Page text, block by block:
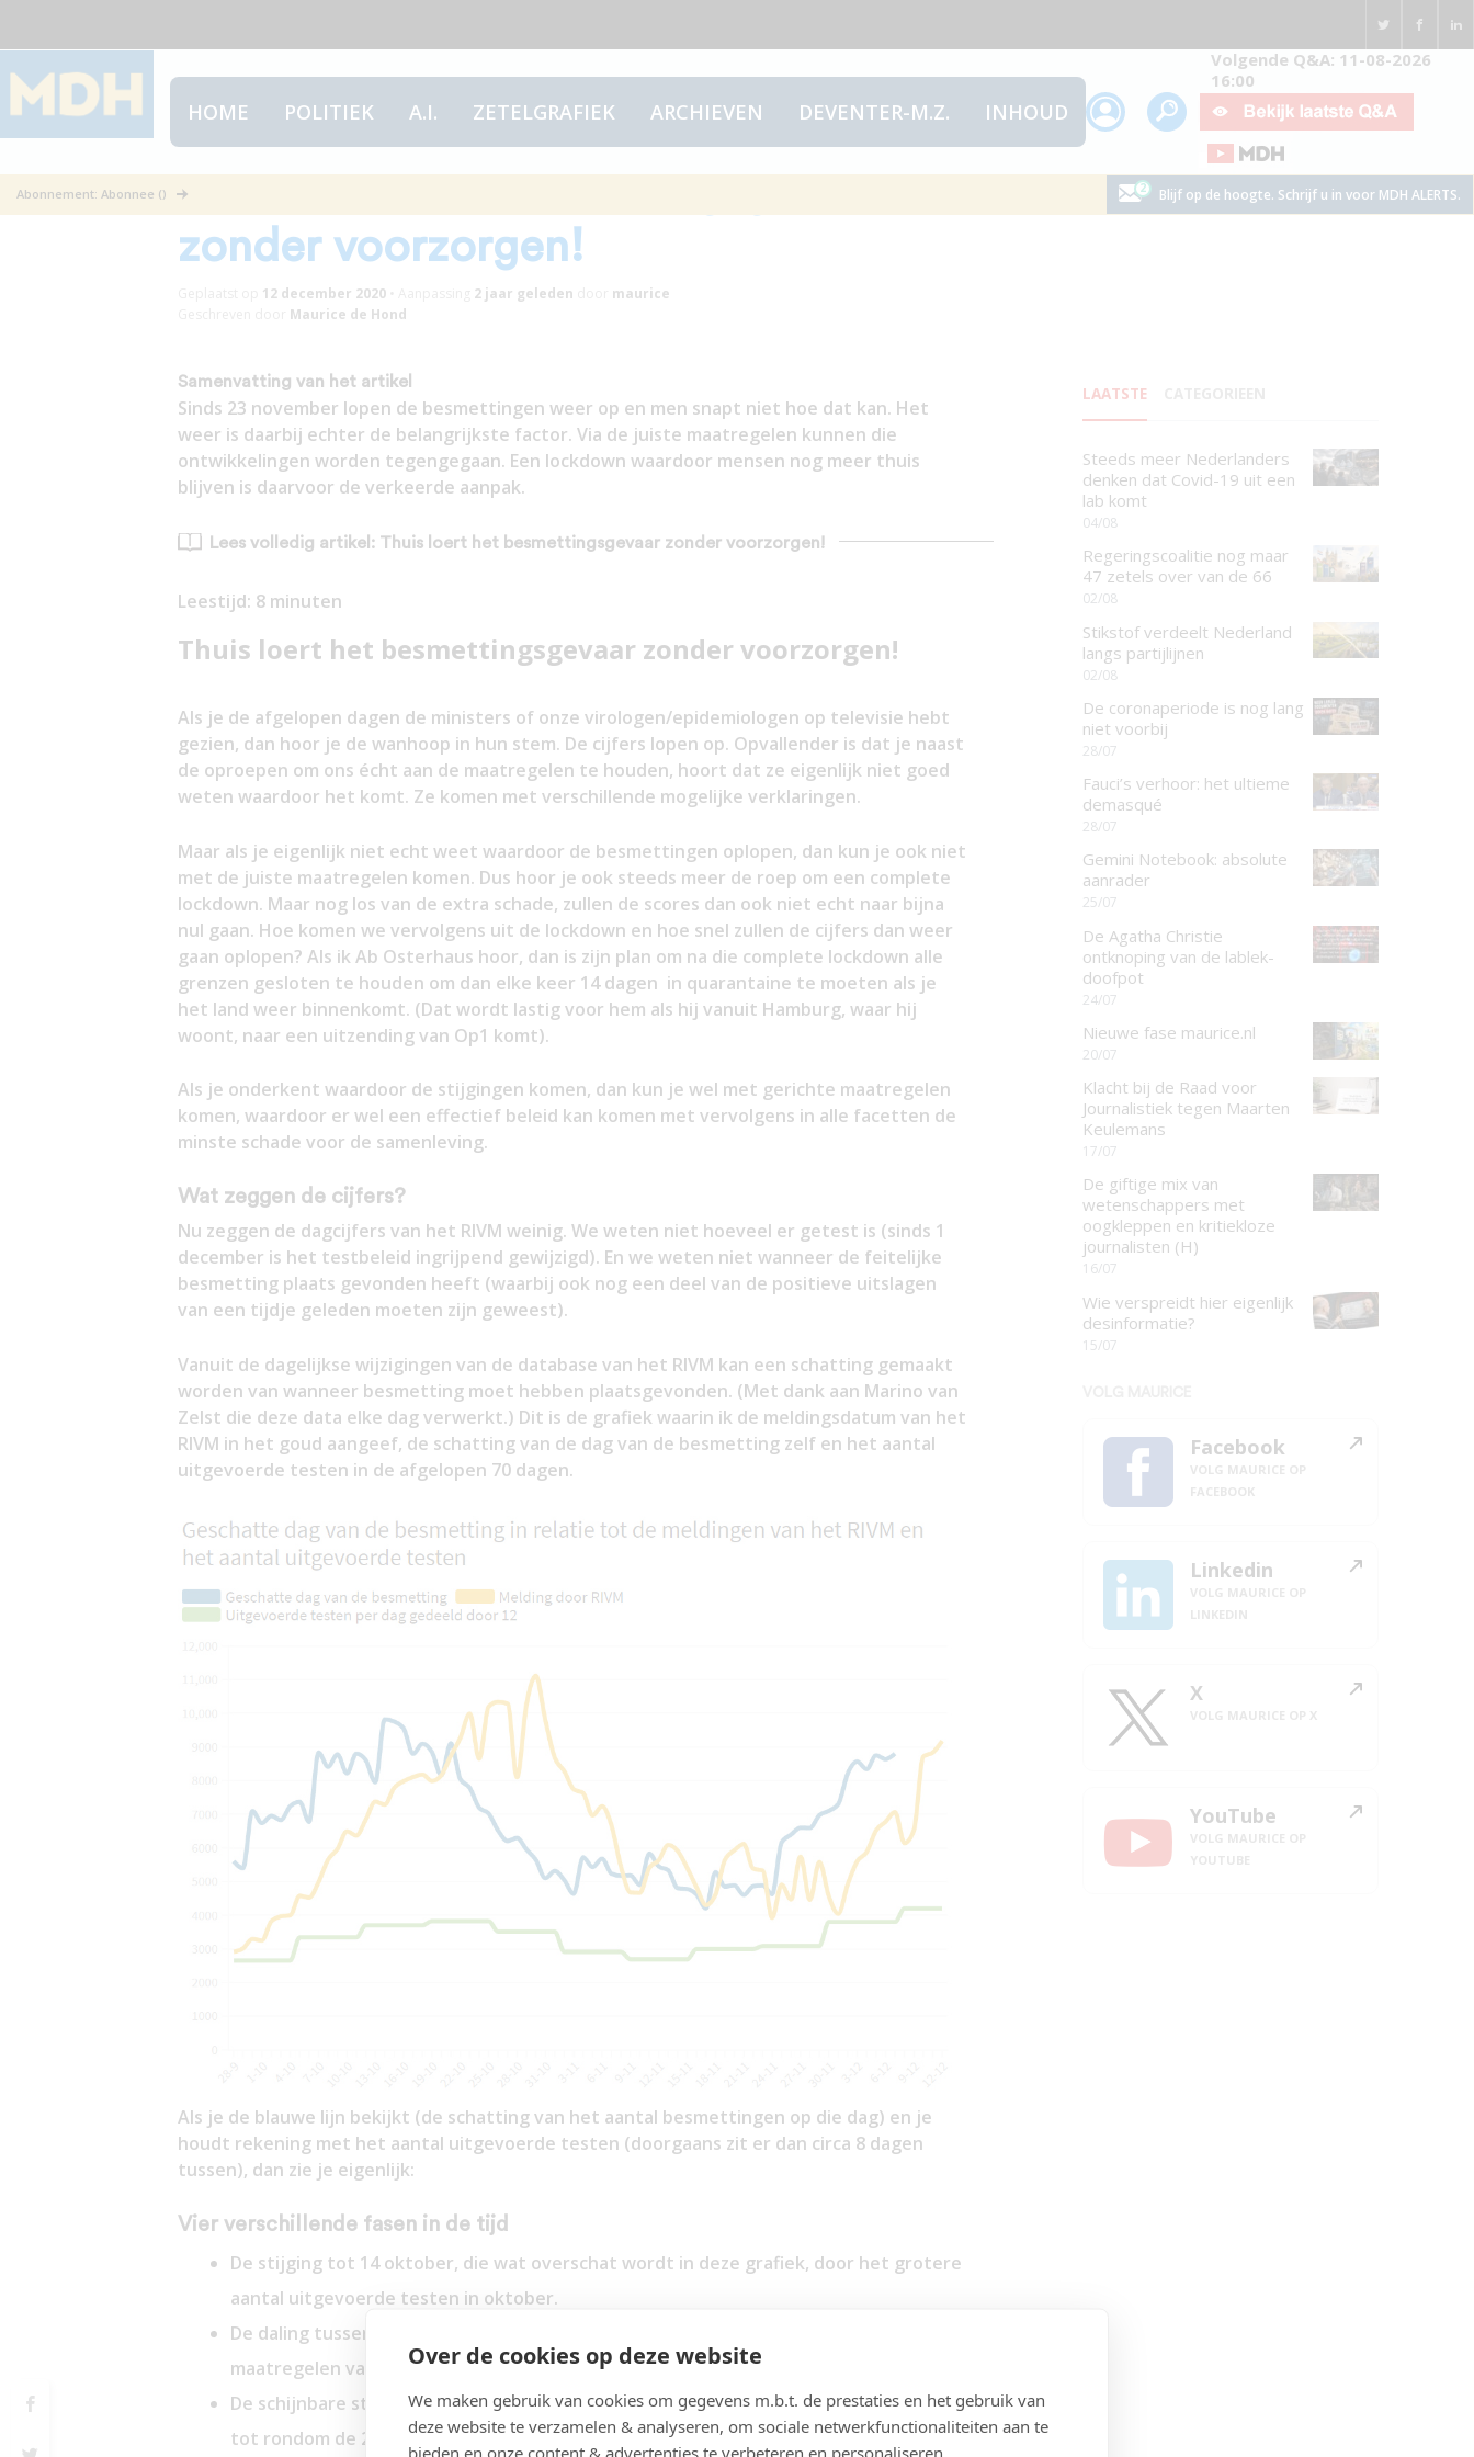
Over de cookies op deze website
We maken gebruik van cookies om gegevens m.b.t. de prestaties en het gebruik van
deze website te verzamelen & analyseren, om sociale netwerkfunctionaliteiten aan te
bieden en onze content & advertenties te verbeteren en personaliseren.
HOME POLITIEK A.I. ZETELGRAFIEK ARCHIEVEN DEVENTER-M.Z. INHOUD
Volgende Q&A: 11-08-2026
16:00
Abonnement: Abonnee () Blijf op de hoogte. Schrijf u in voor MDH ALERTS.
Thuis loert het besmettingsgevaar
zonder voorzorgen!
12 december 2020• 2 jaar geleden
maurice
Maurice de Hond
Samenvatting van het artikel
Sinds 23 november lopen de besmettingen weer op en men snapt niet hoe dat kan. Het
weer is daarbij echter de belangrijkste factor. Via de juiste maatregelen kunnen die
ontwikkelingen worden tegengegaan. Een lockdown waardoor mensen nog meer thuis
blijven is daarvoor de verkeerde aanpak.
Lees volledig artikel: Thuis loert het besmettingsgevaar zonder voorzorgen!
Leestijd: 8 minuten
Thuis loert het besmettingsgevaar zonder voorzorgen!
Als je de afgelopen dagen de ministers of onze virologen/epidemiologen op televisie hebt
gezien, dan hoor je de wanhoop in hun stem. De cijfers lopen op. Opvallender is dat je naast
de oproepen om ons écht aan de maatregelen te houden, hoort dat ze eigenlijk niet goed
weten waardoor het komt. Ze komen met verschillende mogelijke verklaringen.
Maar als je eigenlijk niet echt weet waardoor de besmettingen oplopen, dan kun je ook niet
met de juiste maatregelen komen. Dus hoor je ook steeds meer de roep om een complete
lockdown. Maar nog los van de extra schade, zullen de scores dan ook niet echt naar bijna
nul gaan. Hoe komen we vervolgens uit de lockdown en hoe snel zullen de cijfers dan weer
gaan oplopen? Als ik Ab Osterhaus hoor, dan is zijn plan om na die complete lockdown alle
grenzen gesloten te houden om dan elke keer 14 dagen in quarantaine te moeten als je
het land weer binnenkomt. (Dat wordt lastig voor hem als hij vanuit Hamburg, waar hij
woont, naar een uitzending van Op1 komt).
Als je onderkent waardoor de stijgingen komen, dan kun je wel met gerichte maatregelen
komen, waardoor er wel een effectief beleid kan komen met vervolgens in alle facetten de
minste schade voor de samenleving.
Wat zeggen de cijfers?
Nu zeggen de dagcijfers van het RIVM weinig. We weten niet hoeveel er getest is (sinds 1
december is het testbeleid ingrijpend gewijzigd). En we weten niet wanneer de feitelijke
besmetting plaats gevonden heeft (waarbij ook nog een deel van de positieve uitslagen
van een tijdje geleden moeten zijn geweest).
Vanuit de dagelijkse wijzigingen van de database van het RIVM kan een schatting gemaakt
worden van wanneer besmetting moet hebben plaatsgevonden. (Met dank aan Marino van
Zelst die deze data elke dag verwerkt.) Dit is de grafiek waarin ik de meldingsdatum van het
RIVM in het goud aangeef, de schatting van de dag van de besmetting zelf en het aantal
uitgevoerde testen in de afgelopen 70 dagen.
Als je de blauwe lijn bekijkt (de schatting van het aantal besmettingen op die dag) en je
houdt rekening met het aantal uitgevoerde testen (doorgaans zit er dan circa 8 dagen
tussen), dan zie je eigenlijk:
Vier verschillende fasen in de tijd
De stijging tot 14 oktober, die wat overschat wordt in deze grafiek, door het grotere
aantal uitgevoerde testen in oktober.
De daling tussen 14 oktober en begin november, die samenhangt met de genomen
maatregelen van 14 oktober.
De schijnbare stabilisatie in november. Maar in werkelijkheid was het nog een daling
tot rondom de 20e november (af te leiden uit de daling van het aantal uitgevoerde
LAATSTE
Steeds meer Nederlanders
denken dat Covid-19 uit een
lab komt
04/08
Regeringscoalitie nog maar
47 zetels over van de 66
02/08
Stikstof verdeelt Nederland
langs partijlijnen
02/08
De coronaperiode is nog lang
niet voorbij
28/07
Fauci’s verhoor: het ultieme
demasqué
28/07
Gemini Notebook: absolute
aanrader
25/07
De Agatha Christie
ontknoping van de lablek-
doofpot
24/07
Nieuwe fase maurice.nl
20/07
Klacht bij de Raad voor
Journalistiek tegen Maarten
Keulemans
17/07
De giftige mix van
wetenschappers met
oogkleppen en kritiekloze
journalisten (H)
16/07
Wie verspreidt hier eigenlijk
desinformatie?
15/07
Facebook
Linkedin
X
YouTube